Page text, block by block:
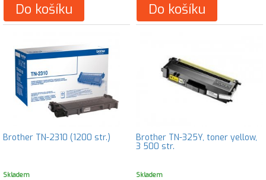
Do košíku Do košíku
Brother TN-2310 (1200 str.)
Skladem
Brother TN-325Y, toner yellow,
3 500 str.
Skladem